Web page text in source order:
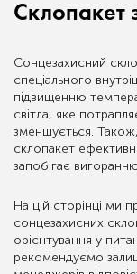
Склопакет
Сонцезахисний
спеціального
підвищенню
світла, яке
зменшується.
склопакет
запобігає
На цій сторінці ми
сонцезахисних
орієнтування у
рекомендуємо